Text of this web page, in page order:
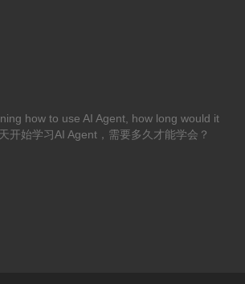
how to use AI Agent, how long would it
开始学习AI Agent，需要多久才能学会？